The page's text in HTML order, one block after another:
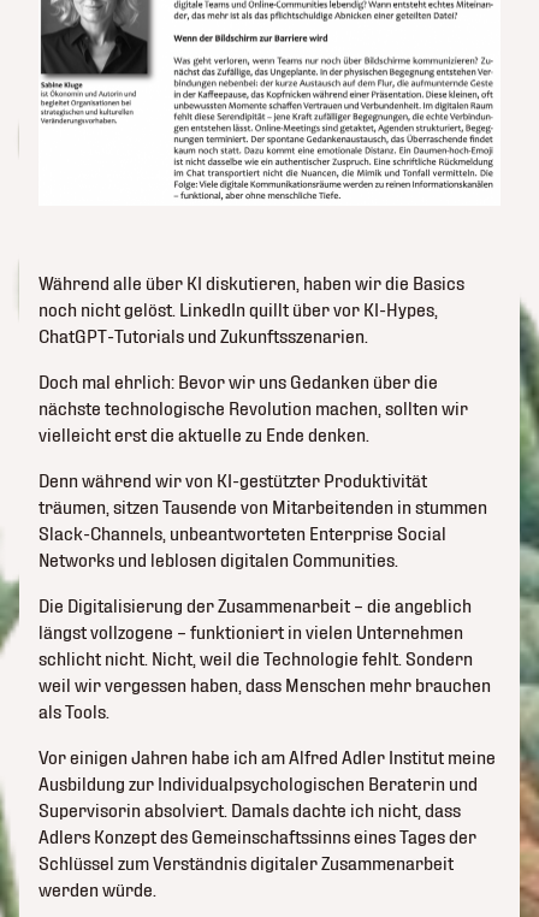
Während alle über KI diskutieren, haben wir die Basics
noch nicht gelöst. LinkedIn quillt über vor KI-Hypes,
ChatGPT-Tutorials und Zukunftsszenarien.
Doch mal ehrlich: Bevor wir uns Gedanken über die
nächste technologische Revolution machen, sollten wir
vielleicht erst die aktuelle zu Ende denken.
Denn während wir von KI-gestützter Produktivität
träumen, sitzen Tausende von Mitarbeitenden in stummen
Slack-Channels, unbeantworteten Enterprise Social
Networks und leblosen digitalen Communities.
Die Digitalisierung der Zusammenarbeit – die angeblich
längst vollzogene – funktioniert in vielen Unternehmen
schlicht nicht. Nicht, weil die Technologie fehlt. Sondern
weil wir vergessen haben, dass Menschen mehr brauchen
als Tools.
Vor einigen Jahren habe ich am Alfred Adler Institut meine
Ausbildung zur Individualpsychologischen Beraterin und
Supervisorin absolviert. Damals dachte ich nicht, dass
Adlers Konzept des Gemeinschaftssinns eines Tages der
Schlüssel zum Verständnis digitaler Zusammenarbeit
werden würde.